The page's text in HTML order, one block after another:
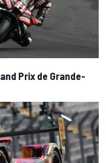
Prix de Grande-